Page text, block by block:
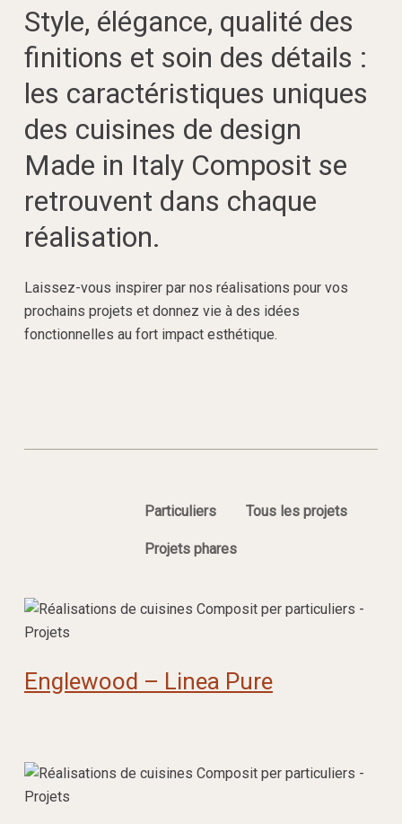
Style, élégance, qualité des
finitions et soin des détails :
les caractéristiques uniques
des cuisines de design
Made in Italy Composit se
retrouvent dans chaque
réalisation.
Laissez-vous inspirer par nos réalisations pour vos
prochains projets et donnez vie à des idées
fonctionnelles au fort impact esthétique.
Tous les projets
Particuliers
Projets phares
Englewood – Linea Pure